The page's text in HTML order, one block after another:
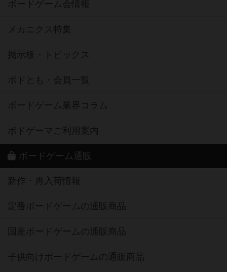
ボードゲーム会情報
メカニクス特集
掲示板・トピックス
ボドとも・会員一覧
ボードゲーム業界コラム
ボドゲーマご利用案内
ボードゲーム通販
新作・再入荷情報
定番ボードゲームの通販商品
国産ボードゲームの通販商品
子供向けボードゲームの通販商品